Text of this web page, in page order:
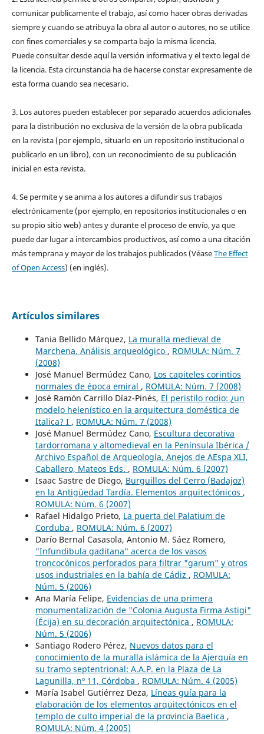
comunicar publicamente el trabajo, así como hacer obras derivadas
siempre y cuando se atribuya la obra al autor o autores, no se utilice
con fines comerciales y se comparta bajo la misma licencia.
Puede consultar desde aquí la versión informativa y el texto legal de
la licencia. Esta circunstancia ha de hacerse constar expresamente de
esta forma cuando sea necesario.
3. Los autores pueden establecer por separado acuerdos adicionales
para la distribución no exclusiva de la versión de la obra publicada
en la revista (por ejemplo, situarlo en un repositorio institucional o
publicarlo en un libro), con un reconocimiento de su publicación
inicial en esta revista.
4. Se permite y se anima a los autores a difundir sus trabajos
electrónicamente (por ejemplo, en repositorios institucionales o en
su propio sitio web) antes y durante el proceso de envío, ya que
puede dar lugar a intercambios productivos, así como a una citación
más temprana y mayor de los trabajos publicados (VéaseThe Effect
of Open Access) (en inglés).
Artículos similares
Tania Bellido Márquez, La muralla medieval de
Marchena. Análisis arqueológico , ROMULA: Núm. 7
(2008)
José Manuel Bermúdez Cano, Los capiteles corintios
normales de época emiral , ROMULA: Núm. 7 (2008)
José Ramón Carrillo Díaz-Pinés, El peristilo rodio: ¿un
modelo helenístico en la arquitectura doméstica de
Italica? I , ROMULA: Núm. 7 (2008)
José Manuel Bermúdez Cano, Escultura decorativa
tardorromana y altomedieval en la Península Ibérica /
Archivo Español de Arqueología, Anejos de AEspa XLI,
Caballero, Mateos Eds. , ROMULA: Núm. 6 (2007)
Isaac Sastre de Diego, Burguillos del Cerro (Badajoz)
en la Antigüedad Tardía. Elementos arquitectónicos ,
ROMULA: Núm. 6 (2007)
Rafael Hidalgo Prieto, La puerta del Palatium de
Corduba , ROMULA: Núm. 6 (2007)
Darío Bernal Casasola, Antonio M. Sáez Romero,
"Infundibula gaditana" acerca de los vasos
troncocónicos perforados para filtrar "garum" y otros
usos industriales en la bahía de Cádiz , ROMULA:
Núm. 5 (2006)
Ana María Felipe, Evidencias de una primera
monumentalización de "Colonia Augusta Firma Astigi"
(Écija) en su decoración arquitectónica , ROMULA:
Núm. 5 (2006)
Santiago Rodero Pérez, Nuevos datos para el
conocimiento de la muralla islámica de la Ajerquía en
su tramo septentrional: A.A.P. en la Plaza de La
Lagunilla, nº 11, Córdoba , ROMULA: Núm. 4 (2005)
María Isabel Gutiérrez Deza, Líneas guía para la
elaboración de los elementos arquitectónicos en el
templo de culto imperial de la provincia Baetica ,
ROMULA: Núm. 4 (2005)